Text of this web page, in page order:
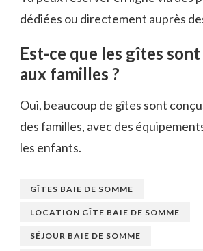
dédiées ou directement auprès
Est-ce que les gîtes
aux familles ?
Oui, beaucoup de gîtes sont
des familles, avec des
les enfants.
GÎTES BAIE DE SOMME
LOCATION GÎTE BAIE DE SOMME
SÉJOUR BAIE DE SOMME